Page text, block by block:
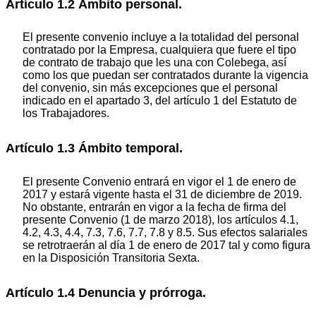
Artículo 1.2 Ámbito personal.
El presente convenio incluye a la totalidad del personal
contratado por la Empresa, cualquiera que fuere el tipo
de contrato de trabajo que les una con Colebega, así
como los que puedan ser contratados durante la vigencia
del convenio, sin más excepciones que el personal
indicado en el apartado 3, del artículo 1 del Estatuto de
los Trabajadores.
Artículo 1.3 Ámbito temporal.
El presente Convenio entrará en vigor el 1 de enero de
2017 y estará vigente hasta el 31 de diciembre de 2019.
No obstante, entrarán en vigor a la fecha de firma del
presente Convenio (1 de marzo 2018), los artículos 4.1,
4.2, 4.3, 4.4, 7.3, 7.6, 7.7, 7.8 y 8.5. Sus efectos salariales
se retrotraerán al día 1 de enero de 2017 tal y como figura
en la Disposición Transitoria Sexta.
Artículo 1.4 Denuncia y prórroga.